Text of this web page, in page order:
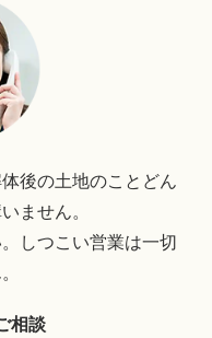
後の土地のことどん
ません。
しつこい営業は一切
相談